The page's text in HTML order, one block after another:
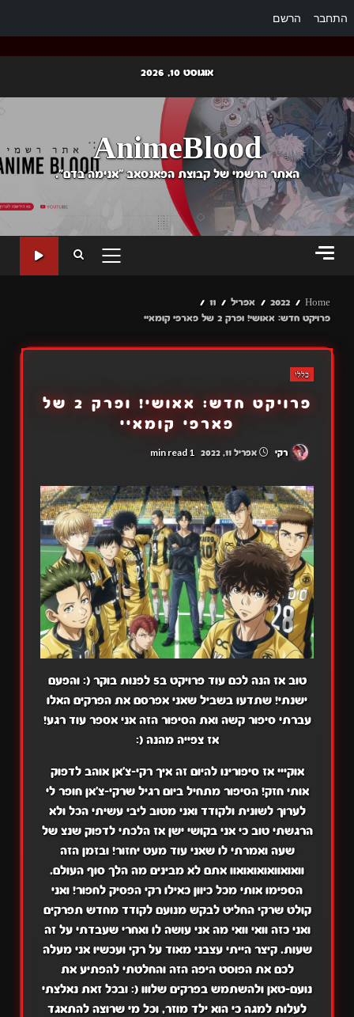
התחבר הרשם
content
אוגוסט 10, 2026
AnimeBlood
האתר הרשמי של קבוצת הפאנסאב "אנימה בדם".
PRIMARY
Home
2022 אפריל
11
פרויקט חדש: אאושי! ופרק 2 של פארפי קומאיי
כללי
פרויקט חדש: אאושי! ופרק 2 של
פארפי קומאיי
רקי אפריל 11, 2022 1 min read
טוב אז הנה לכם עוד פרויקט ב5 לפנות בוקר (: והפעם
ישנתי! שתדעו בשביל שאני אפרסם את הפרקים האלו
עברתי סיפור קשה ואת הסיפור הזה אני אספר עוד רגע!
אז צפייה מהנה (:
אוקייי אז סיפורינו להיום זה איך רקי-צ'אן אוהב לדפוק
אותי חזק! הסיפור מתחיל ביום רגיל שרקי-צ'אן חופר לי
לערוך לשונית ולקודד ואני מטוב ליבי עשיתי הכל ולא
הרגשתי טוב כי אני בקושי ישן אז הלכתי לדפוק שנצ של
שעה ואמרתי לו שאני עוד מעט יחזור! ובזמן הזה
וואואוואואואואוו אתם לא מבינים מה הלך סוף העולם.
הספימו אותי מכל כיוון כאילו רקי הפסיק לחפור! ואני
קולט שרקי החליט לבקש מנועם לקודד מחדש תפרקים
ואני כזה וואי וואי מה אני עושה לו ואחרי שעבדתי על זה
שעות. קיצר הייתי עצבני מאוד על רקי ועכשיו אני מעלה
לכם את הפוסט היפה הזה והחלטתי להפתיע את
נועם-טאן ולהשתמש בפרקים שלווו (: ובכל זאת נאלצתי
לעלות למגה כי הוא ילד מוזר, וכל מי שרוצה להתאגד